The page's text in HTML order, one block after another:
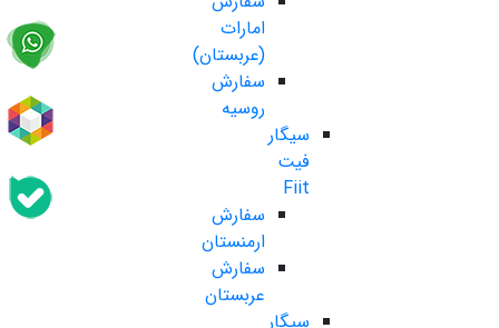
امارات
(عربستان)
سفارش
روسیه
سیگار
فیت
Fiit
سفارش
ارمنستان
سفارش
عربستان
سیگار